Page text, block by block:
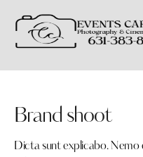
Brand shoot
Dicta sunt explicabo.